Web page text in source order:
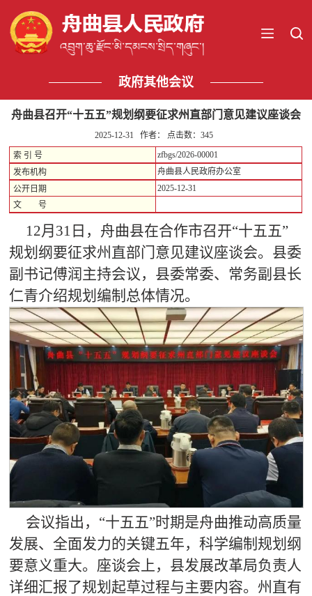
政府其他会议
舟曲县召开“十五五”规划纲要征求州直部门意见建议座谈会
2025-12-31 作者： 点击数： 345
索 引 号
zfbgs/2026-00001
发布机构
舟曲县人民政府办公室
公开日期
2025-12-31
文 号
12月31日，舟曲县在合作市召开“十五五”
规划纲要征求州直部门意见建议座谈会。县委
副书记傅润主持会议，县委常委、常务副县长
仁青介绍规划编制总体情况。
会议指出，“十五五”时期是舟曲推动高质量
发展、全面发力的关键五年，科学编制规划纲
要意义重大。座谈会上，县发展改革局负责人
详细汇报了规划起草过程与主要内容。州直有